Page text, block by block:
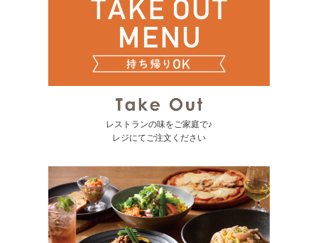
レストランの味をご家庭で♪
レジにてご注文ください